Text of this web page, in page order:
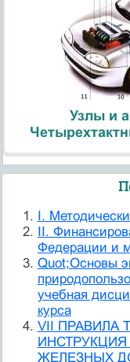
Узлы и
I.
II.
Федерации и
Quot;Основы
учебная
курса
VII ПРАВИЛА
ЖЕЛЕЗНЫХ